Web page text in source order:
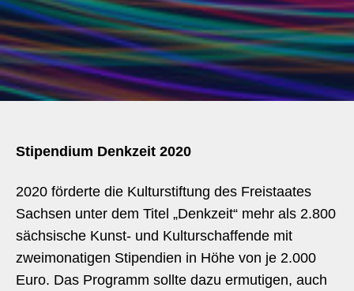
Stipendium Denkzeit 2020
2020 förderte die Kulturstiftung des Freistaates
Sachsen unter dem Titel „Denkzeit“ mehr als 2.800
sächsische Kunst- und Kulturschaffende mit
zweimonatigen Stipendien in Höhe von je 2.000
Euro. Das Programm sollte dazu ermutigen, auch